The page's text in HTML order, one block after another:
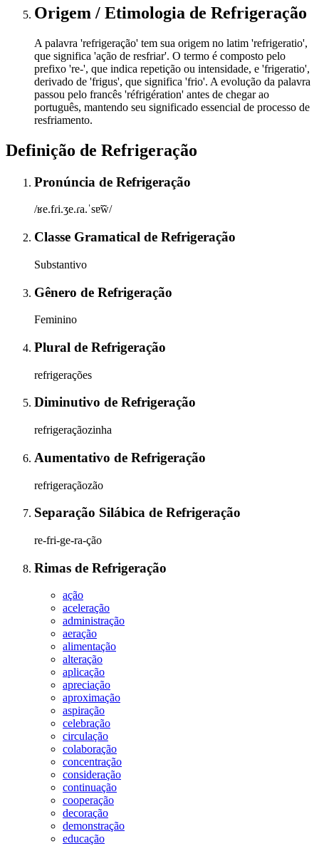
Origem / Etimologia de Refrigeração
A palavra 'refrigeração' tem sua origem no latim 'refrigeratio',
que significa 'ação de resfriar'. O termo é composto pelo
prefixo 're-', que indica repetição ou intensidade, e 'frigeratio',
derivado de 'frigus', que significa 'frio'. A evolução da palavra
passou pelo francês 'réfrigération' antes de chegar ao
português, mantendo seu significado essencial de processo de
resfriamento.
Definição de Refrigeração
Pronúncia de Refrigeração
/ʁe.fɾi.ʒe.ɾa.ˈsɐ̃w̃/
Classe Gramatical de Refrigeração
Substantivo
Gênero de Refrigeração
Feminino
Plural de Refrigeração
refrigerações
Diminutivo de Refrigeração
refrigeraçãozinha
Aumentativo de Refrigeração
refrigeraçãozão
Separação Silábica de Refrigeração
re-fri-ge-ra-ção
Rimas de Refrigeração
ação
aceleração
administração
aeração
alimentação
alteração
aplicação
apreciação
aproximação
aspiração
celebração
circulação
colaboração
concentração
consideração
continuação
cooperação
decoração
demonstração
educação